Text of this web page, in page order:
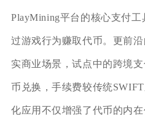
PlayMining平台的核心支付
过游戏行为赚取代币。更前
实商业场景，试点中的跨境
币兑换，手续费较传统
化应用不仅增强了代币的内